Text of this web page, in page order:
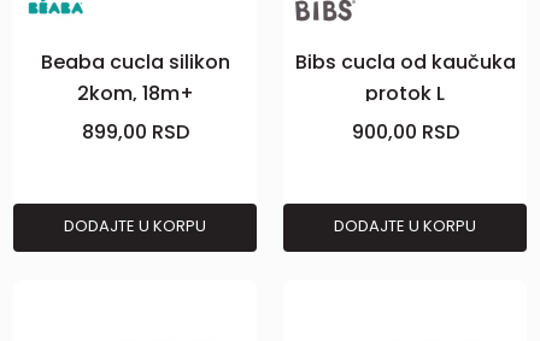
Beaba cucla silikon
2kom, 18m+
899,00 RSD
DODAJTE U KORPU
Bibs cucla od kaučuka
protok L
900,00 RSD
DODAJTE U KORPU